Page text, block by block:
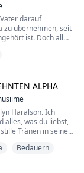
Katerina
war, dann war es,
Freund Jericho,
war,
darauf
zu übernehmen, seit
ist. Doch all
Glauben gelassen
ALPHA
Haralson. Ich
alles, was du liebst,
Tränen in seinen
Bedauern